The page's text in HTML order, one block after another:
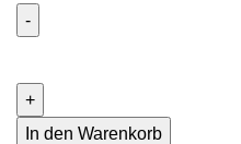
In den Warenkorb